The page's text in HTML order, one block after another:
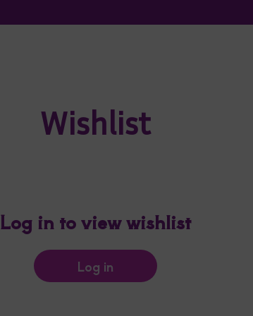
Wishlist
Log in to view wishlist
Log in